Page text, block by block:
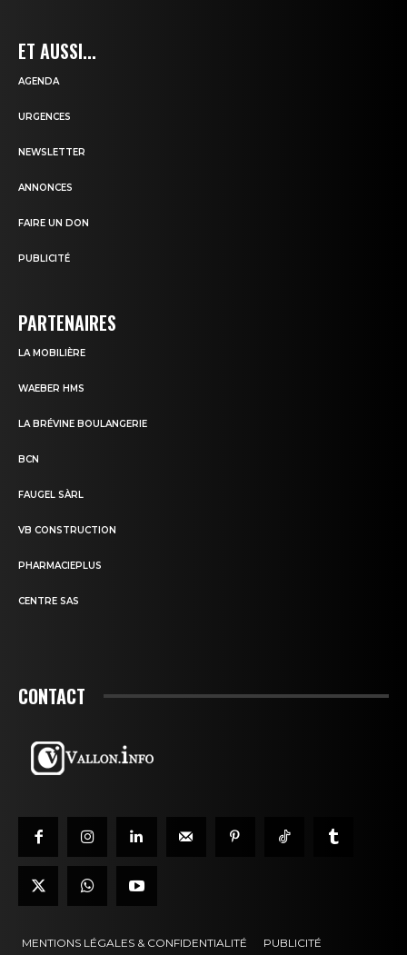
ET AUSSI...
AGENDA
URGENCES
NEWSLETTER
ANNONCES
FAIRE UN DON
PUBLICITÉ
PARTENAIRES
LA MOBILIÈRE
WAEBER HMS
LA BRÉVINE BOULANGERIE
BCN
FAUGEL SÀRL
VB CONSTRUCTION
PHARMACIEPLUS
CENTRE SAS
CONTACT
MENTIONS LÉGALES & CONFIDENTIALITÉ PUBLICITÉ